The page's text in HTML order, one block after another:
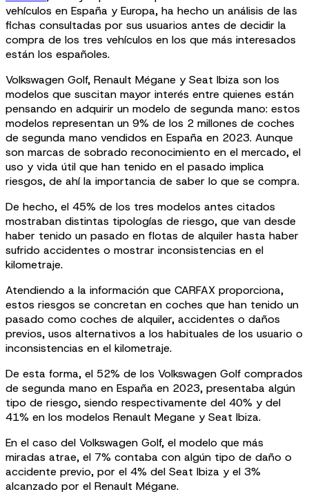
vehículos en España y Europa, ha hecho un análisis de las
fichas consultadas por sus usuarios antes de decidir la
compra de los tres vehículos en los que más interesados
están los españoles.
Volkswagen Golf, Renault Mégane y Seat Ibiza son los
modelos que suscitan mayor interés entre quienes están
pensando en adquirir un modelo de segunda mano: estos
modelos representan un 9% de los 2 millones de coches
de segunda mano vendidos en España en 2023. Aunque
son marcas de sobrado reconocimiento en el mercado, el
uso y vida útil que han tenido en el pasado implica
riesgos, de ahí la importancia de saber lo que se compra.
De hecho, el 45% de los tres modelos antes citados
mostraban distintas tipologías de riesgo, que van desde
haber tenido un pasado en flotas de alquiler hasta haber
sufrido accidentes o mostrar inconsistencias en el
kilometraje.
Atendiendo a la información que CARFAX proporciona,
estos riesgos se concretan en coches que han tenido un
pasado como coches de alquiler, accidentes o daños
previos, usos alternativos a los habituales de los usuario o
inconsistencias en el kilometraje.
De esta forma, el 52% de los Volkswagen Golf comprados
de segunda mano en España en 2023, presentaba algún
tipo de riesgo, siendo respectivamente del 40% y del
41% en los modelos Renault Megane y Seat Ibiza.
En el caso del Volkswagen Golf, el modelo que más
miradas atrae, el 7% contaba con algún tipo de daño o
accidente previo, por el 4% del Seat Ibiza y el 3%
alcanzado por el Renault Mégane.